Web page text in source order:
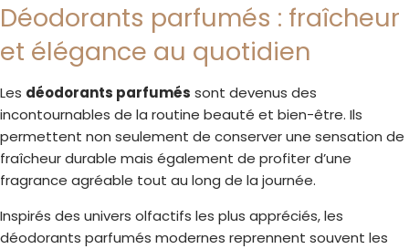
Déodorants parfumés : fraîcheur
et élégance au quotidien
Les déodorants parfumés sont devenus des
incontournables de la routine beauté et bien-être. Ils
permettent non seulement de conserver une sensation de
fraîcheur durable mais également de profiter d’une
fragrance agréable tout au long de la journée.
Inspirés des univers olfactifs les plus appréciés, les
déodorants parfumés modernes reprennent souvent les